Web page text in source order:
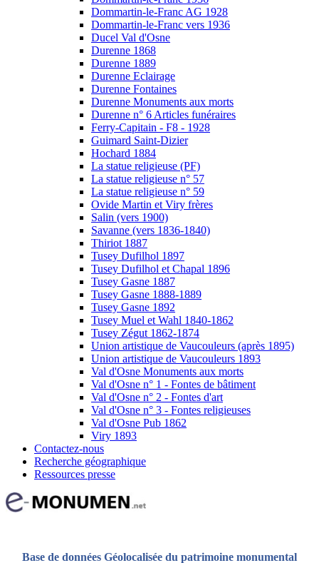
Dommartin-le-Franc AG 1928
Dommartin-le-Franc vers 1936
Ducel Val d'Osne
Durenne 1868
Durenne 1889
Durenne Eclairage
Durenne Fontaines
Durenne Monuments aux morts
Durenne n° 6 Articles funéraires
Ferry-Capitain - F8 - 1928
Guimard Saint-Dizier
Hochard 1884
La statue religieuse (PF)
La statue religieuse n° 57
La statue religieuse n° 59
Ovide Martin et Viry frères
Salin (vers 1900)
Savanne (vers 1836-1840)
Thiriot 1887
Tusey Dufilhol 1897
Tusey Dufilhol et Chapal 1896
Tusey Gasne 1887
Tusey Gasne 1888-1889
Tusey Gasne 1892
Tusey Muel et Wahl 1840-1862
Tusey Zégut 1862-1874
Union artistique de Vaucouleurs (après 1895)
Union artistique de Vaucouleurs 1893
Val d'Osne Monuments aux morts
Val d'Osne n° 1 - Fontes de bâtiment
Val d'Osne n° 2 - Fontes d'art
Val d'Osne n° 3 - Fontes religieuses
Val d'Osne Pub 1862
Viry 1893
Contactez-nous
Recherche géographique
Ressources presse
Base de données Géolocalisée du patrimoine monumental